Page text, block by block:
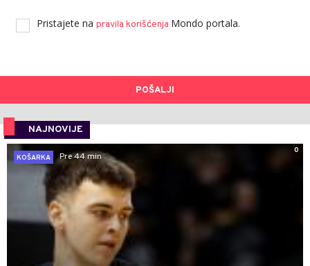
Pristajete na pravila korišćenja Mondo portala.
POŠALJI
NAJNOVIJE
0
KOŠARKA
Pre 44 min